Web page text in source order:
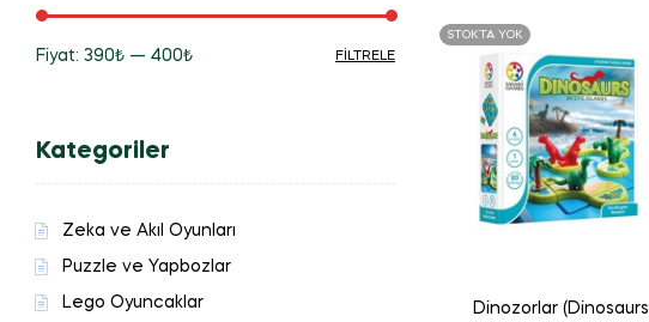
STOKTA YOK
Dinozorlar (Dinosaurs
FILTRELE
Fiyat: 390₺ — 400₺
Kategoriler
Zeka ve Akıl Oyunları
Puzzle ve Yapbozlar
Lego Oyuncaklar